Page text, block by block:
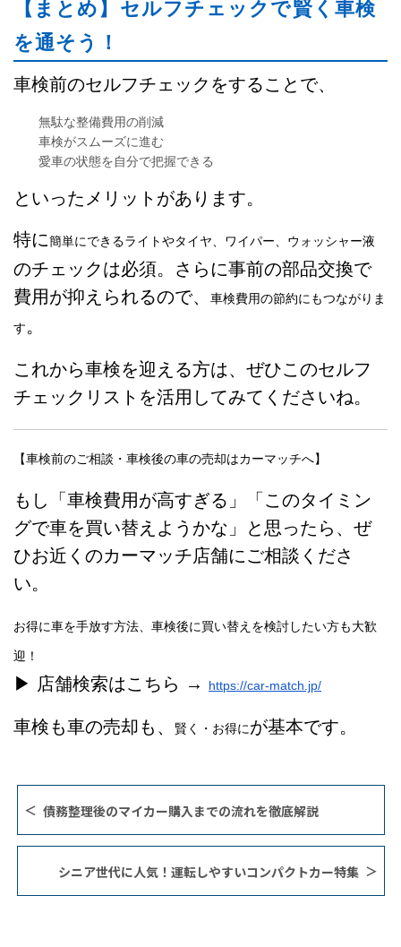
【まとめ】セルフチェックで賢く車検
を通そう！
車検前のセルフチェックをすることで、
無駄な整備費用の削減
車検がスムーズに進む
愛車の状態を自分で把握できる
といったメリットがあります。
特に簡単にできるライトやタイヤ、ワイパー、ウォッシャー液
のチェックは必須。さらに事前の部品交換で
費用が抑えられるので、
車検費用の節約にもつながりま
す。
これから車検を迎える方は、ぜひこのセルフ
チェックリストを活用してみてくださいね。
【車検前のご相談・車検後の車の売却はカーマッチへ】
もし「車検費用が高すぎる」「このタイミン
グで車を買い替えようかな」と思ったら、ぜ
ひお近くのカーマッチ店舗にご相談くださ
い。
お得に車を手放す方法、車検後に買い替えを検討したい方も大歓
迎！
▶ 店舗検索はこちら → https://car-match.jp/
車検も車の売却も、 賢く・お得にが基本です。
債務整理後のマイカー購入までの流れを徹底解説
シニア世代に人気！運転しやすいコンパクトカー特集